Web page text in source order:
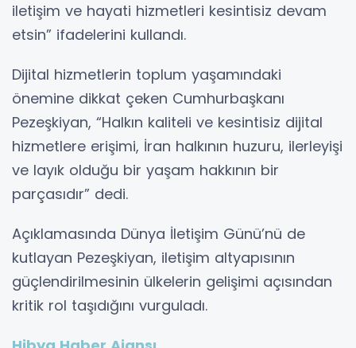
iletişim ve hayati hizmetleri kesintisiz devam
etsin” ifadelerini kullandı.
Dijital hizmetlerin toplum yaşamındaki
önemine dikkat çeken Cumhurbaşkanı
Pezeşkiyan, “Halkın kaliteli ve kesintisiz dijital
hizmetlere erişimi, İran halkının huzuru, ilerleyişi
ve layık olduğu bir yaşam hakkının bir
parçasıdır” dedi.
Açıklamasında Dünya İletişim Günü’nü de
kutlayan Pezeşkiyan, iletişim altyapısının
güçlendirilmesinin ülkelerin gelişimi açısından
kritik rol taşıdığını vurguladı.